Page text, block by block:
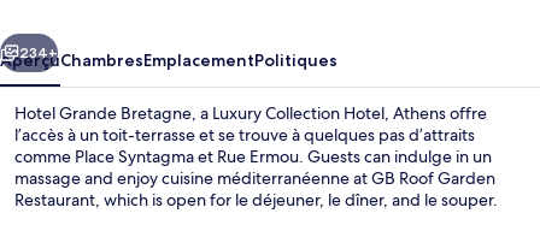
a
Luxury
Collection
Hotel,
Athens
Suivant
234+
AperçuChambresEmplacementPolitiques
Hotel Grande Bretagne, a Luxury Collection Hotel, Athens offre
l’accès à un toit-terrasse et se trouve à quelques pas d’attraits
comme Place Syntagma et Rue Ermou. Guests can indulge in un
massage and enjoy cuisine méditerranéenne at GB Roof Garden
Restaurant, which is open for le déjeuner, le dîner, and le souper.